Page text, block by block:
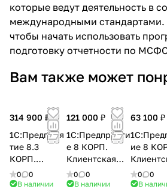
которые ведут деятельность в
международными стандартами.
чтобы начать использовать
подготовку отчетности по
Вам также может
314 900 ₽
1С:Предприя
тие 8.3
КОРП.
Лицензия на
сервер (x86-
0
0
В наличии
121 000 ₽
1С:Предприяти
е 8 КОРП.
Клиентская
лицензия на
10 рабочих
0
0
В наличии
63 100 ₽
ие 8
рабочих
0
0
В